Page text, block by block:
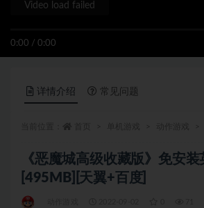
0:00 / 0:00
Video load failed
详情介绍 常见问题
《恶魔城高级收藏版》免安
[495MB][天翼+百度]